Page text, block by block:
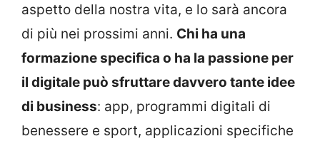
aspetto della nostra vita, e lo sarà ancora
di più nei prossimi anni. Chi ha una
formazione specifica o ha la passione per
il digitale può sfruttare davvero tante idee
di business: app, programmi digitali di
benessere e sport, applicazioni specifiche